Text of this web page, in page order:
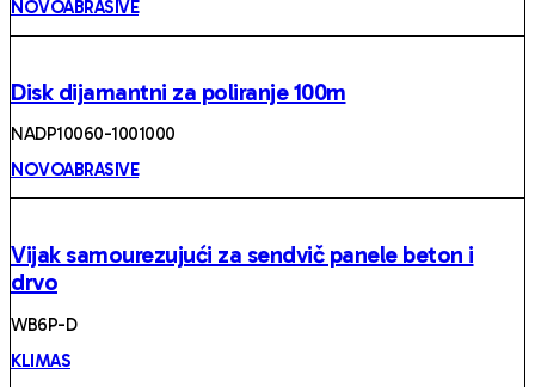
NOVOABRASIVE
Disk dijamantni za poliranje 100m
NADP10060-1001000
NOVOABRASIVE
Vijak samourezujući za sendvič panele beton i
drvo
WB6P-D
KLIMAS